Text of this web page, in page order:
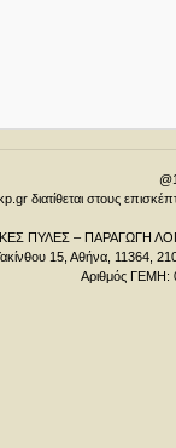
διατίθεται στους
ΠΥΛΕΣ – ΠΑΡΑΓΩΓΗ
15, Αθήνα, 11364,
Αριθμός ΓΕΜΗ: